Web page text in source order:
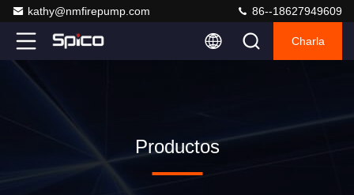
kathy@nmfirepump.com 86--18627949609
Charla
Productos